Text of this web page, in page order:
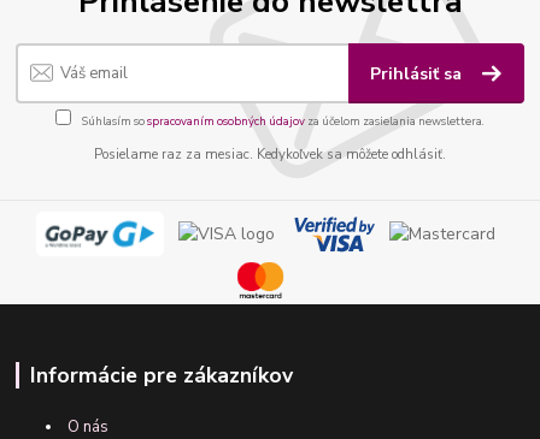
Prihlásiť sa
Súhlasím sospracovaním osobných údajov za účelom zasielania newslettera.
Posielame raz za mesiac. Kedykoľvek sa môžete odhlásiť.
Informácie pre zákazníkov
O nás